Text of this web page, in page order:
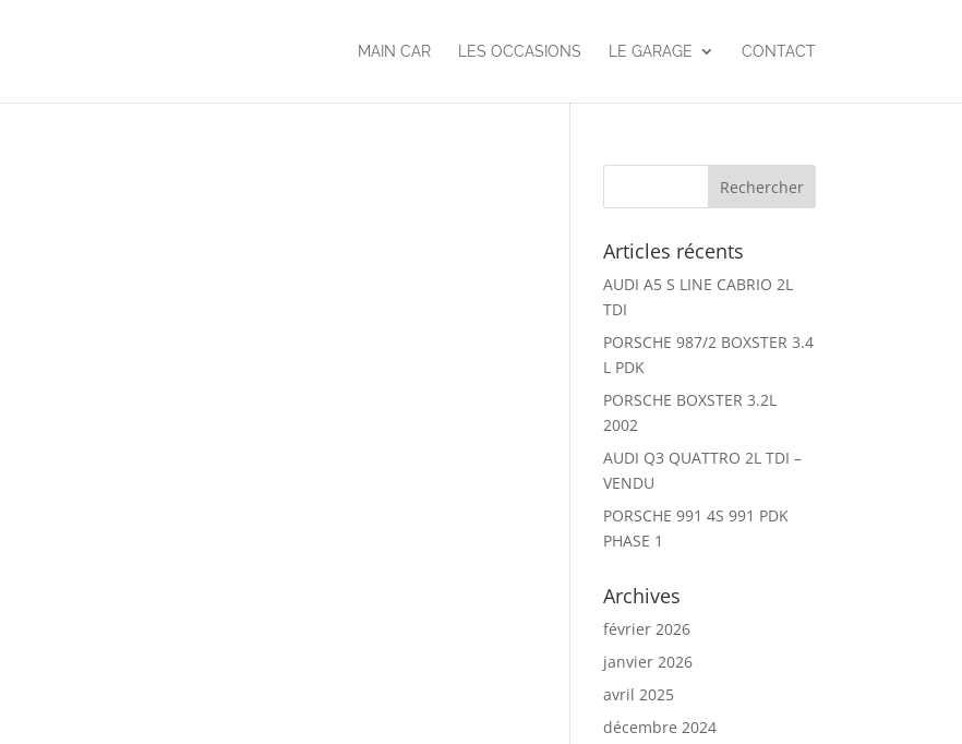
MAIN CAR LES OCCASIONS LE GARAGE CONTACT
Articles récents
AUDI A5 S LINE CABRIO 2L
TDI
PORSCHE 987/2 BOXSTER 3.4
L PDK
PORSCHE BOXSTER 3.2L
2002
AUDI Q3 QUATTRO 2L TDI –
VENDU
PORSCHE 991 4S 991 PDK
PHASE 1
Archives
février 2026
janvier 2026
avril 2025
décembre 2024